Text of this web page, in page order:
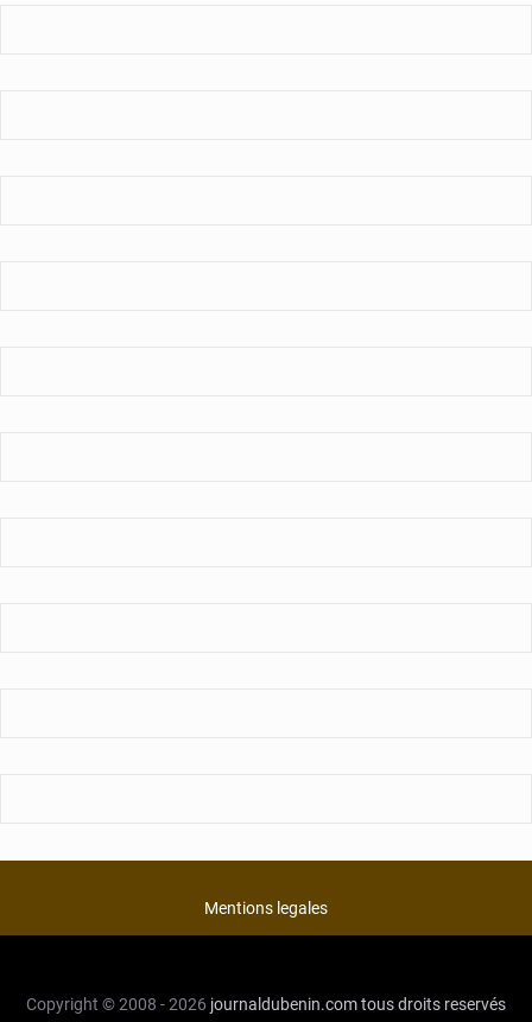
Mentions legales
Copyright © 2008 - 2026 journaldubenin.comtous droits reservés